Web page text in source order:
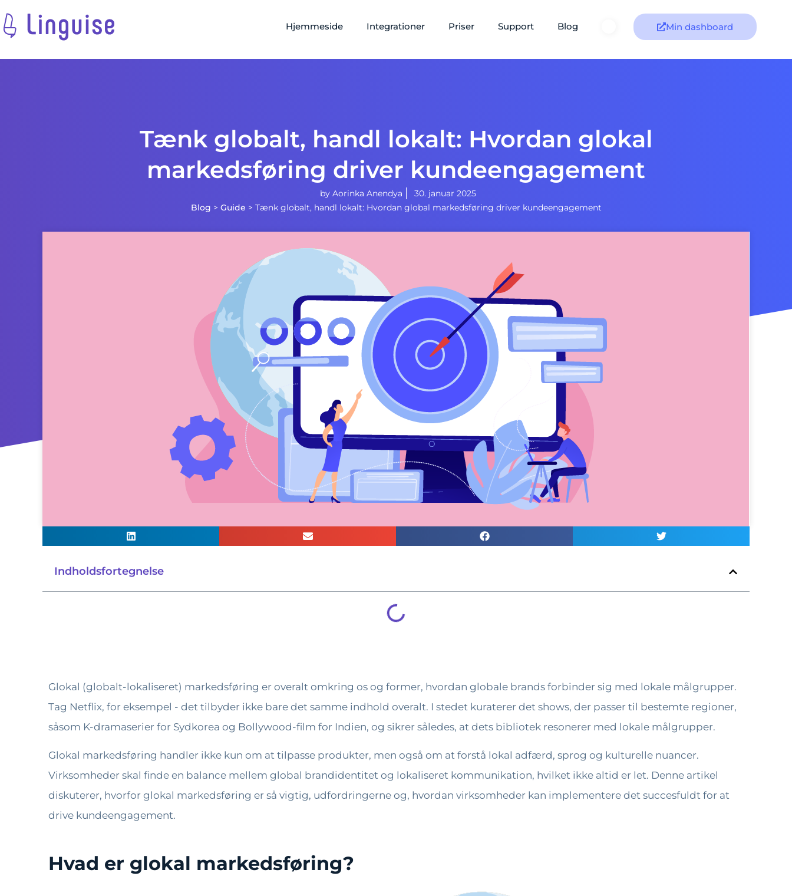
Hjemmeside Integrationer Priser Support Blog Min dashboard
Tænk globalt, handl lokalt: Hvordan glokal
markedsføring driver kundeengagement
by Aorinka Anendya
30. januar 2025
Blog > Guide > Tænk globalt, handl lokalt: Hvordan global markedsføring driver kundeengagement
Indholdsfortegnelse
Glokal (globalt-lokaliseret) markedsføring er overalt omkring os og former, hvordan globale brands forbinder sig med lokale målgrupper.
Tag Netflix, for eksempel - det tilbyder ikke bare det samme indhold overalt. I stedet kuraterer det shows, der passer til bestemte regioner,
såsom K-dramaserier for Sydkorea og Bollywood-film for Indien, og sikrer således, at dets bibliotek resonerer med lokale målgrupper.
Glokal markedsføring handler ikke kun om at tilpasse produkter, men også om at forstå lokal adfærd, sprog og kulturelle nuancer.
Virksomheder skal finde en balance mellem global brandidentitet og lokaliseret kommunikation, hvilket ikke altid er let. Denne artikel
diskuterer, hvorfor glokal markedsføring er så vigtig, udfordringerne og, hvordan virksomheder kan implementere det succesfuldt for at
drive kundeengagement.
Hvad er glokal markedsføring?